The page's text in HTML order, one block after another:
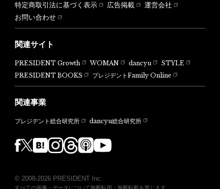
特定商取引法に基づく表示
広告掲載
運営会社
お問い合わせ
関連サイト
PRESIDENT Growth WOMAN dancyu
STYLE
PRESIDENT BOOKS
プレジデントFamily Online
関連事業
プレジデント総合研究所 dancyu総合研究所
© 2008-2026 PRESIDENT Inc.
すべての画像・データについて無断転用・無断転載を禁じます。